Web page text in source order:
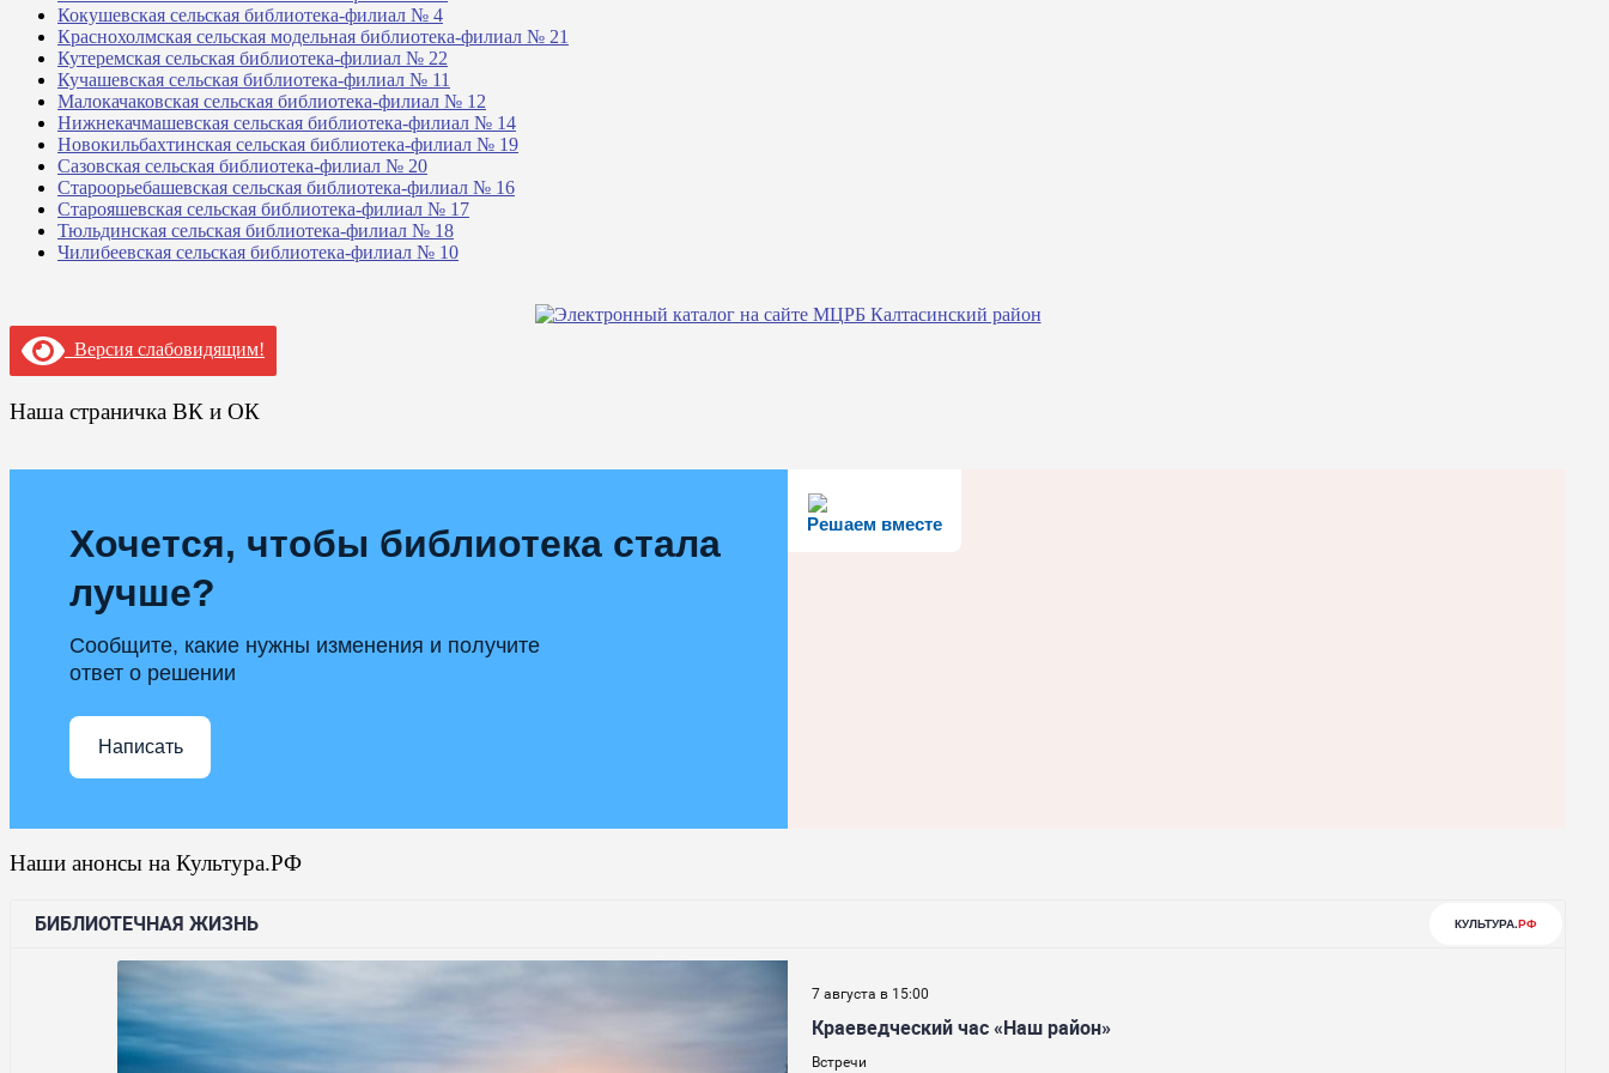
Кокушевская сельская библиотека-филиал № 4
Краснохолмская сельская модельная библиотека-филиал № 21
Кутеремская сельская библиотека-филиал № 22
Кучашевская сельская библиотека-филиал № 11
Малокачаковская сельская библиотека-филиал № 12
Нижнекачмашевская сельская библиотека-филиал № 14
Новокильбахтинская сельская библиотека-филиал № 19
Сазовская сельская библиотека-филиал № 20
Староорьебашевская сельская библиотека-филиал № 16
Старояшевская сельская библиотека-филиал № 17
Тюльдинская сельская библиотека-филиал № 18
Чилибеевская сельская библиотека-филиал № 10
Версия слабовидящим!
Наша страничка ВК и ОК
Решаем вместе
Хочется, чтобы библиотека стала
лучше?
Сообщите, какие нужны изменения и получите
ответ о решении
Написать
Наши анонсы на Культура.РФ